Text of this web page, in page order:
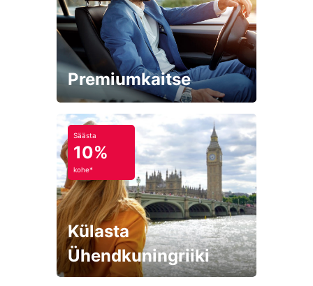
Premiumkaitse
Säästa
10%
kohe*
Külasta
Ühendkuningriiki